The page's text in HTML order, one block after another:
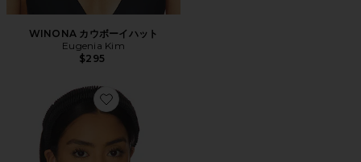
WINONA カウボーイハット
Eugenia Kim
$295
Favorite ELIZABETH ヘッドバンド